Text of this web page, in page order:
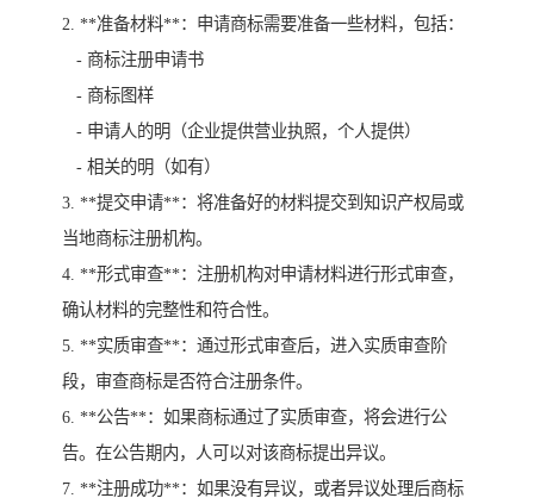
2. **准备材料**：申请商标需要准备一些材料，包括：
- 商标注册申请书
- 商标图样
- 申请人的明（企业提供营业执照，个人提供）
- 相关的明（如有）
3. **提交申请**：将准备好的材料提交到知识产权局或
当地商标注册机构。
4. **形式审查**：注册机构对申请材料进行形式审查，
确认材料的完整性和符合性。
5. **实质审查**：通过形式审查后，进入实质审查阶
段，审查商标是否符合注册条件。
6. **公告**：如果商标通过了实质审查，将会进行公
告。在公告期内，人可以对该商标提出异议。
7. **注册成功**：如果没有异议，或者异议处理后商标